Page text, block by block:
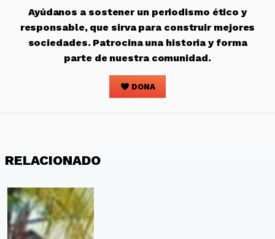
Ayúdanos a sostener un periodismo ético y
responsable, que sirva para construir mejores
sociedades. Patrocina una historia y forma
parte de nuestra comunidad.
DONA
RELACIONADO